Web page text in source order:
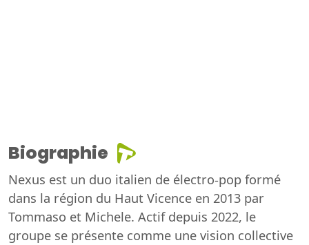
Biographie
Nexus est un duo italien de électro-pop formé
dans la région du Haut Vicence en 2013 par
Tommaso et Michele. Actif depuis 2022, le
groupe se présente comme une vision collective